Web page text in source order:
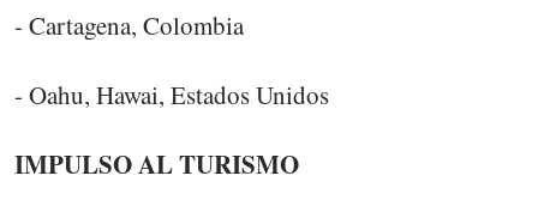
- Cartagena, Colombia
- Oahu, Hawai, Estados Unidos
IMPULSO AL TURISMO